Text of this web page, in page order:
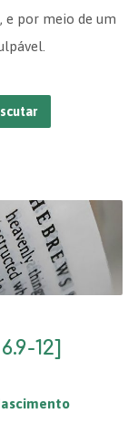
e por meio de um
12]